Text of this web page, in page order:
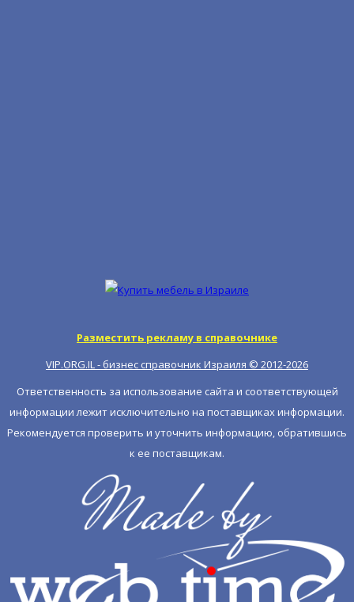
Разместить рекламу в справочнике
VIP.ORG.IL - бизнес справочник Израиля © 2012-2026
Ответственность за использование сайта и соответствующей
информации лежит исключительно на поставщиках информации.
Рекомендуется проверить и уточнить информацию, обратившись
к ее поставщикам.